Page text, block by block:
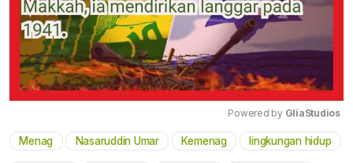
Mute
Powered by GliaStudios
Menag Nasaruddin Umar Kemenag lingkungan hidup